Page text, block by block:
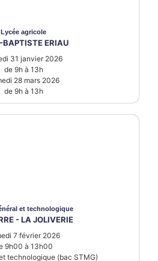
Lycée agricole
BAPTISTE ERIAU
31 janvier 2026
de 9h à 13h
28 mars 2026
de 9h à 13h
et technologique
- LA JOLIVERIE
7 février 2026
9h00 à 13h00
technologique (bac STMG)